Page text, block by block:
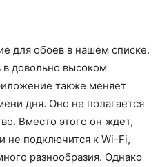
для обоев в нашем списке.
довольно высоком
также меняет
дня. Оно не полагается
Вместо этого он ждет,
не подключится к Wi-Fi,
разнообразия. Однако